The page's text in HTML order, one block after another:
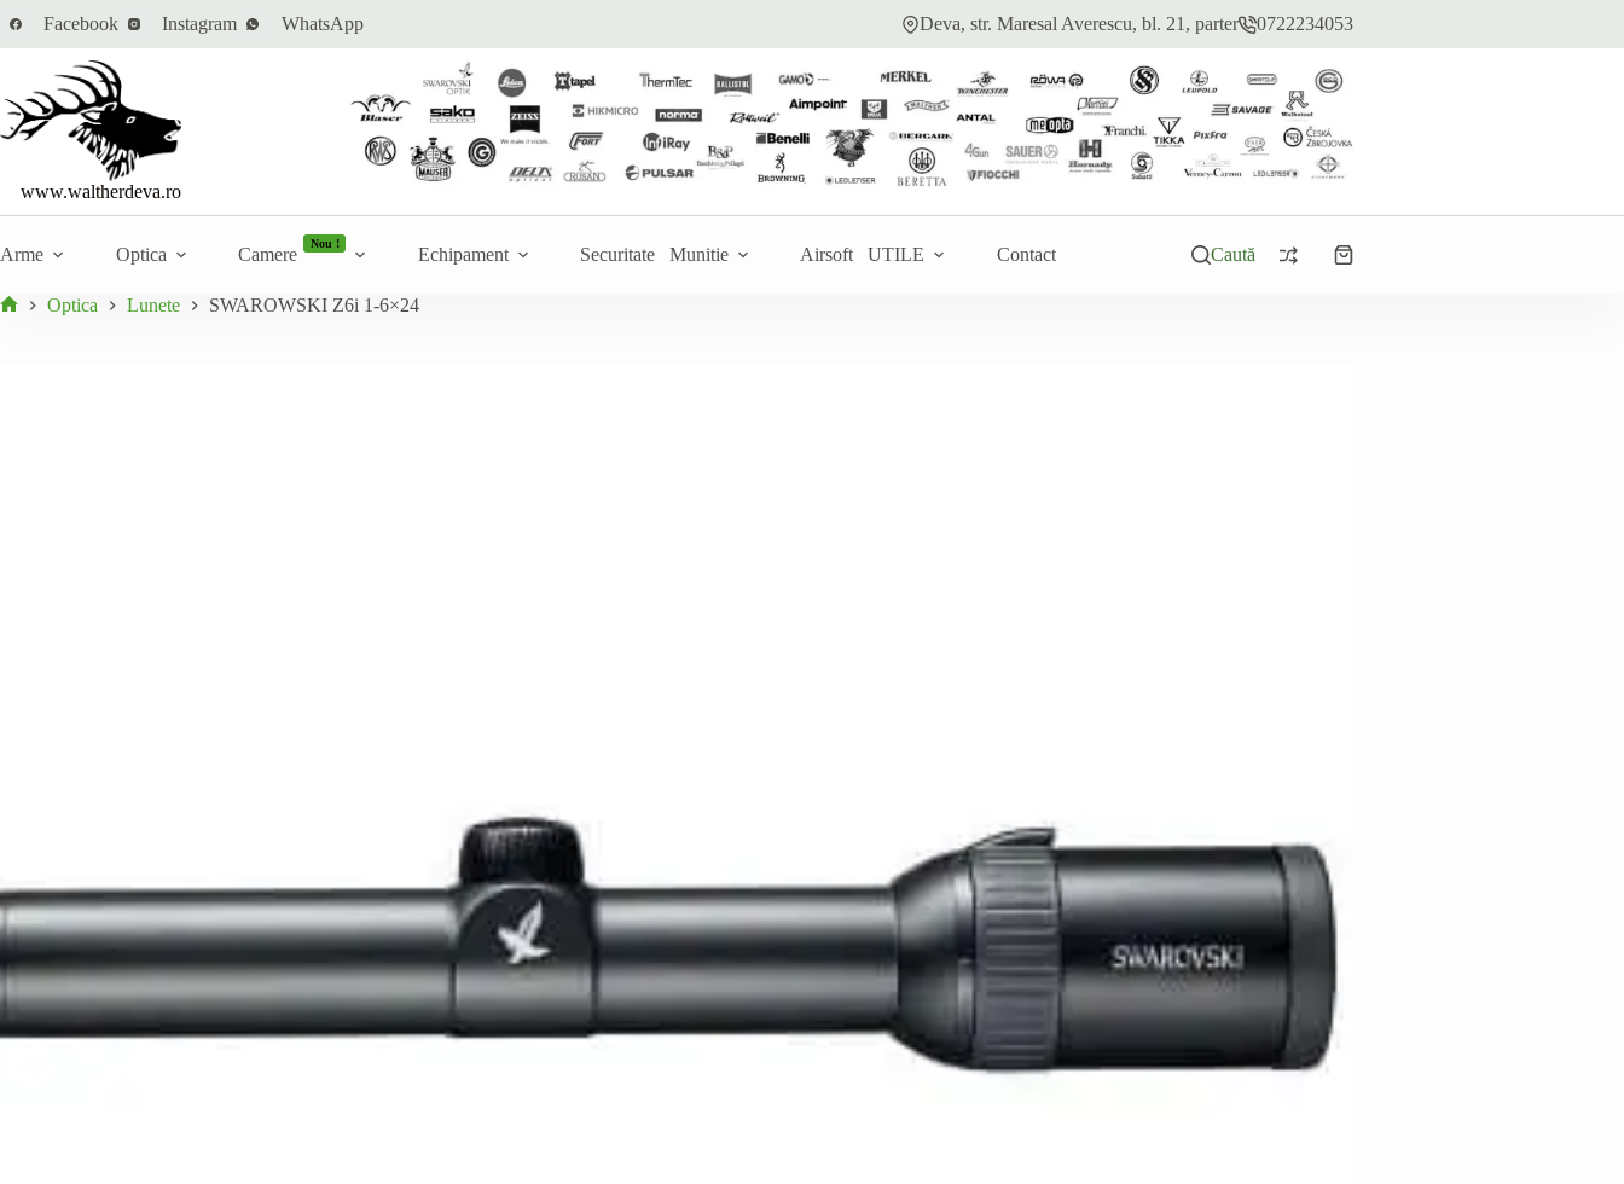
la
conținut
SWAROWSKI Z6i 1-6×24
În stoc
Cantitate
Facebook Instagram WhatsApp Deva, str. Maresal Averescu, bl. 21, parter 0722234053
www.waltherdeva.ro
Arme Optica Camere
Nou !
Echipament Securitate Munitie Airsoft UTILE Contact Caută
Coș
Optica Lunete SWAROWSKI Z6i 1-6×24